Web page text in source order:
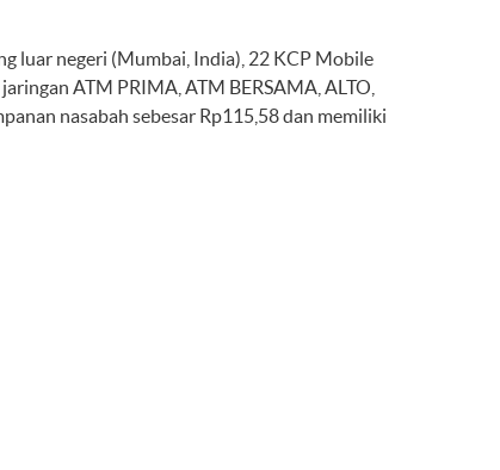
luar negeri (Mumbai, India), 22 KCP Mobile
ATM PRIMA, ATM BERSAMA, ALTO,
nasabah sebesar Rp115,58 dan memiliki